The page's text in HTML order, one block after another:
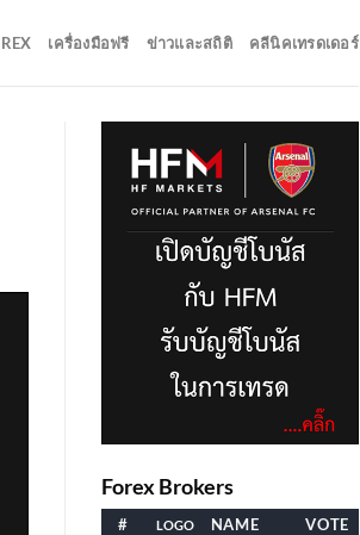
เครื่องมือฟรี ข่าวและสถิติ คลีนิคเทรดเดอร์
Forex Brokers
# NAME VOTE